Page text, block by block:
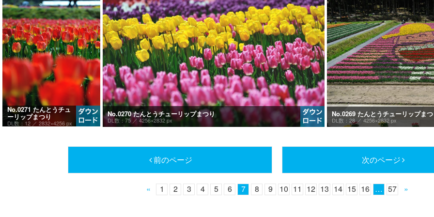
No.0271 たんとうチュ
ーリップまつり
DL数：12 ／ 2832×4256 px
No.0270 たんとうチューリップまつり
DL数：75 ／ 4256×2832 px
No.0269 たんとうチューリップま
DL数：28 ／ 4256×2832 px
前のページ 次のページ
« 1 2 3 4 5 6 7 8 9 10 11 12 13 14 15 16 … 57 »